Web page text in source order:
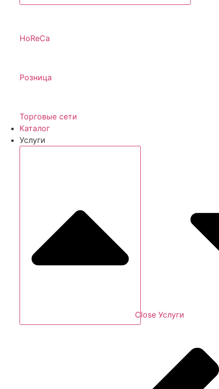
HoReCa
Розница
Торговые сети
Каталог
Услуги
Close Услуги